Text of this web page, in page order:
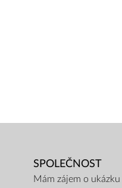
SPOLEČNOST
Mám zájem o